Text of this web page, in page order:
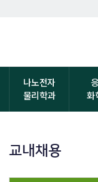
나노전자
물리학과
화
교내채용